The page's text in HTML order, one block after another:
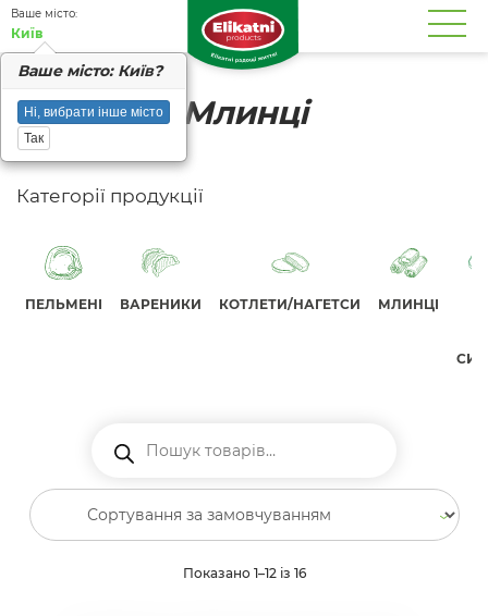
Вашe місто:
Київ
Вашe місто: Київ?
Ні, вибрати інше місто
Так
Млинці
Категорії продукції
ПЕЛЬМЕНІ ВАРЕНИКИ КОТЛЕТИ/НАГЕТСИ МЛИНЦІ
товарів
Показано 1–12 із 16